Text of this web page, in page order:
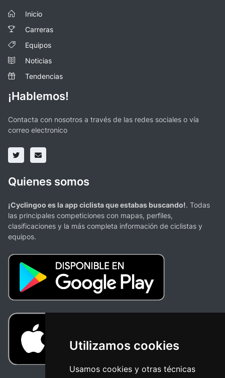
Utilizamos cookies
Usamos cookies y otras técnicas
Inicio
Carreras
Equipos
Noticias
Tendencias
¡Hablemos!
Contacta con nosotros a través de las redes sociales o vía
correo electronico
Quienes somos
¡Cyclingoo es la app ciclista que estabas buscando!. Todas
las principales competiciones con mapas, perfiles,
clasificaciones y la más completa información de ciclistas y
equipos.